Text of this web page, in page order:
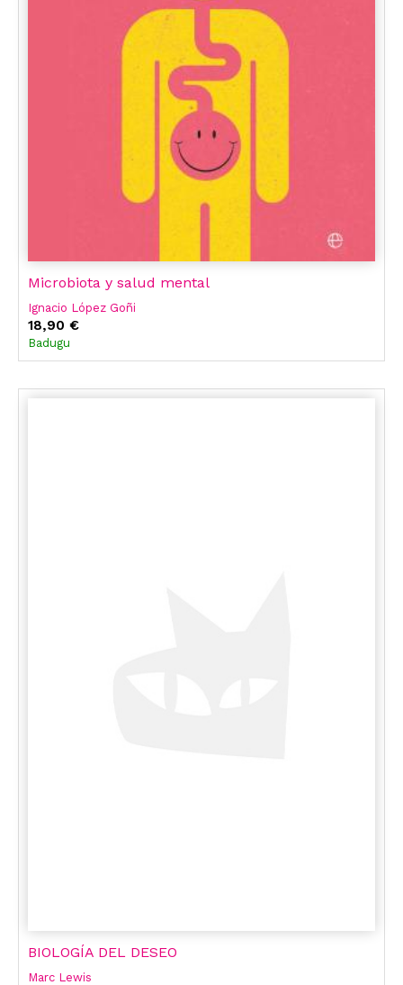
Microbiota y salud mental
Ignacio López Goñi
18,90 €
Badugu
BIOLOGÍA DEL DESEO
Marc Lewis